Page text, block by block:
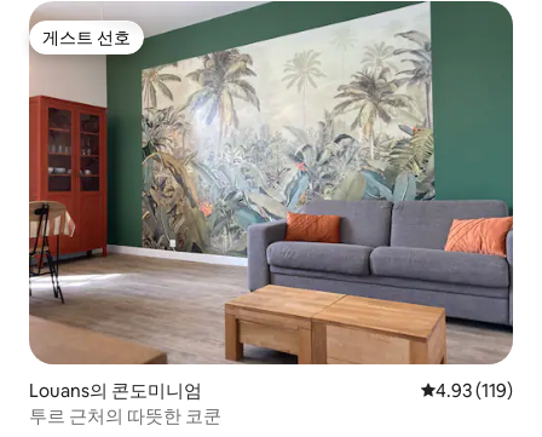
게스트 선호
게스트 선호
Louans의 콘도미니엄 평점 4.93점(5
4.93 (119)
투르 근처의 따뜻한 코쿤